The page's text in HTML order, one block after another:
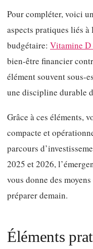
Pour compléter, voici
aspects pratiques liés à
budgétaire: Vitamine D
bien-être financier
élément souvent sous-
une discipline durable
Grâce à ces éléments,
compacte et
parcours
2025 et 2026,
vous donne des
préparer demain.
Éléments